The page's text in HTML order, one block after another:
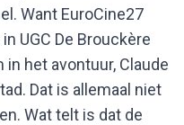
Want EuroCine27
UGC De Brouckère
het avontuur, Claude
Dat is allemaal niet
Wat telt is dat de